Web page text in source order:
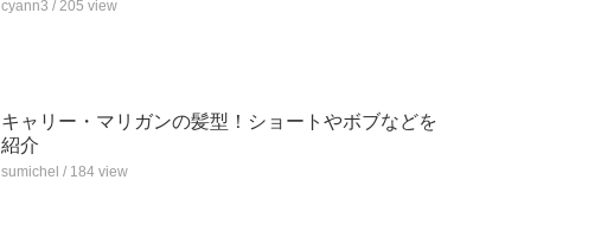
cyann3 / 205 view
キャリー・マリガンの髪型！ショートやボブなどを
紹介
sumichel / 184 view